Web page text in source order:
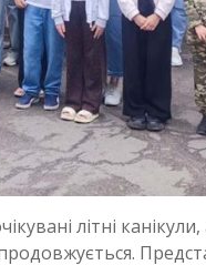
літні